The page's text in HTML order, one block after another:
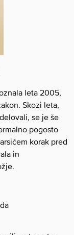
leta 2005,
Skozi leta,
se je še
pogosto
korak pred
in